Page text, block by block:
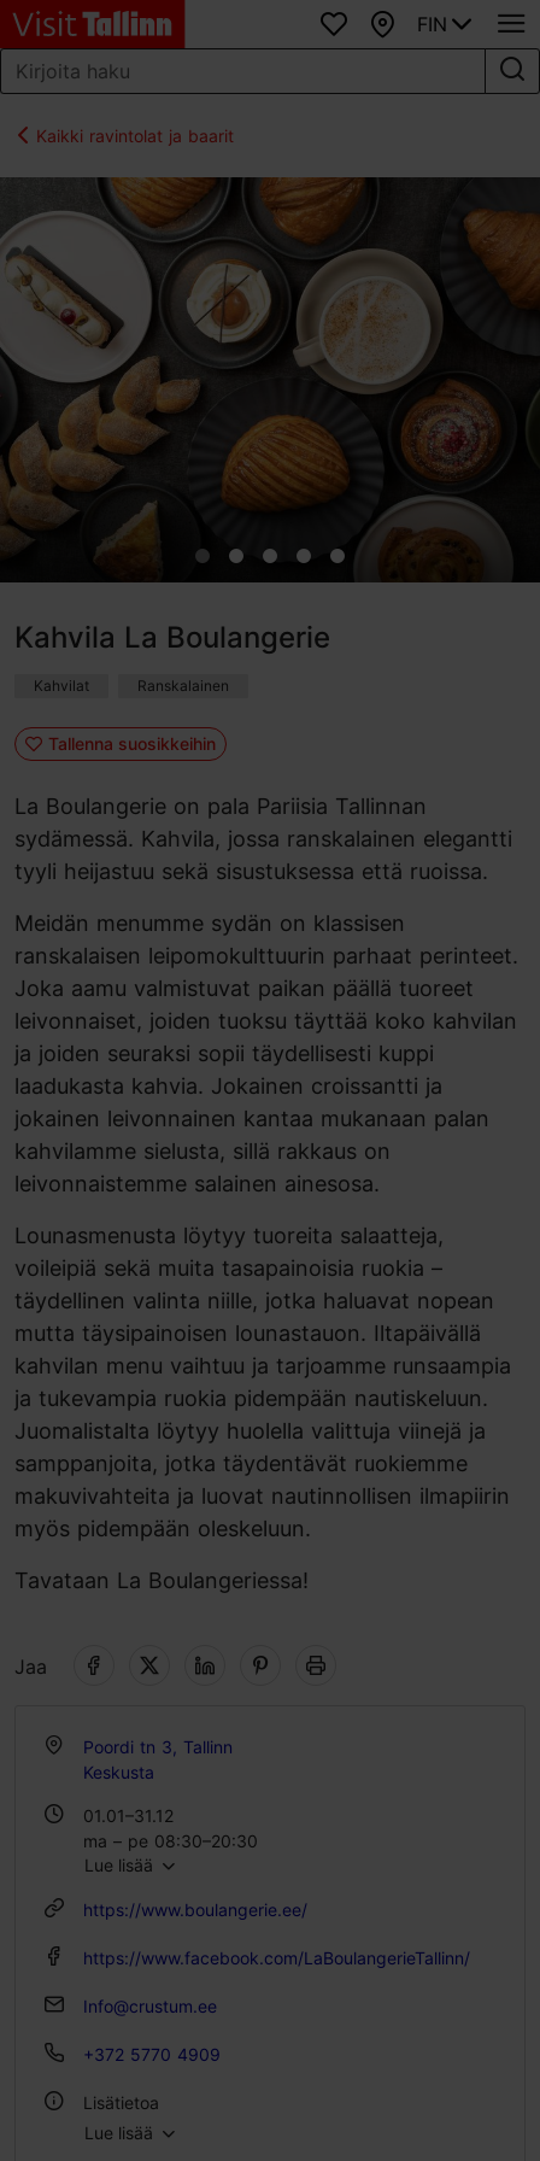
SuosikitKartta
FIN
Kaikki ravintolat ja baarit
Kahvila La Boulangerie
Kahvilat Ranskalainen
Tallenna suosikkeihin
La Boulangerie on pala Pariisia Tallinnan
sydämessä. Kahvila, jossa ranskalainen elegantti
tyyli heijastuu sekä sisustuksessa että ruoissa.
Meidän menumme sydän on klassisen
ranskalaisen leipomokulttuurin parhaat perinteet.
Joka aamu valmistuvat paikan päällä tuoreet
leivonnaiset, joiden tuoksu täyttää koko kahvilan
ja joiden seuraksi sopii täydellisesti kuppi
laadukasta kahvia. Jokainen croissantti ja
jokainen leivonnainen kantaa mukanaan palan
kahvilamme sielusta, sillä rakkaus on
leivonnaistemme salainen ainesosa.
Lounasmenusta löytyy tuoreita salaatteja,
voileipiä sekä muita tasapainoisia ruokia –
täydellinen valinta niille, jotka haluavat nopean
mutta täysipainoisen lounastauon. Iltapäivällä
kahvilan menu vaihtuu ja tarjoamme runsaampia
ja tukevampia ruokia pidempään nautiskeluun.
Juomalistalta löytyy huolella valittuja viinejä ja
samppanjoita, jotka täydentävät ruokiemme
makuvivahteita ja luovat nautinnollisen ilmapiirin
myös pidempään oleskeluun.
Tavataan La Boulangeriessa!
Jaa
Poordi tn 3, Tallinn
Keskusta
01.01–31.12
ma – pe 08:30–20:30
la – su 09:30–20:30
Lue lisää
https://www.boulangerie.ee/
https://www.facebook.com/LaBoulangerieTallinn/
Info@crustum.ee
+372 5770 4909
Lisätietoa
Lue lisää